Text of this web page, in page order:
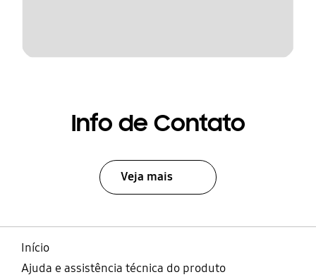
Info de Contato
Veja mais
Início
Ajuda e assistência técnica do produto